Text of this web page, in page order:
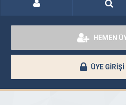
HEMEN
ÜYE GİRİŞİ